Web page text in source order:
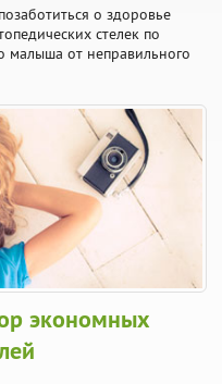
о здоровье
стелек по
малыша от неправильного
экономных